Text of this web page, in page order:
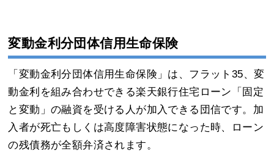
変動金利分団体信用生命保険
「変動金利分団体信用生命保険」は、フラット35、変
動金利を組み合わせできる楽天銀行住宅ローン「固定
と変動」の融資を受ける人が加入できる団信です。加
入者が死亡もしくは高度障害状態になった時、ローン
の残債務が全額弁済されます。